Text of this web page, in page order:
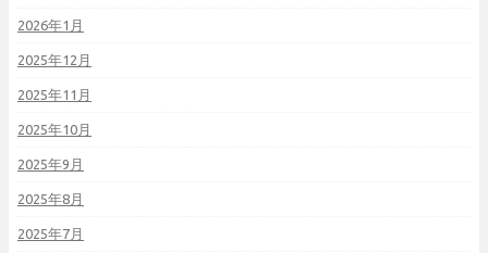
2026年1月
2025年12月
2025年11月
2025年10月
2025年9月
2025年8月
2025年7月